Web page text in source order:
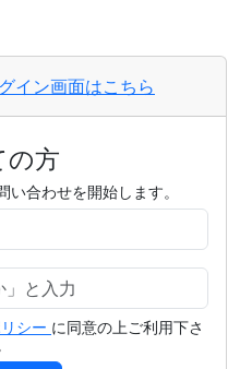
イン画面はこちら
の方
い合わせを開始します。
シー に同意の上ご利用下さ